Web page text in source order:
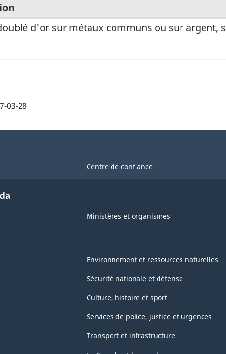
d'or sur métaux communs ou sur argent,
03-28
Centre de confiance
Ministères et organismes
Environnement et ressources naturelles
Sécurité nationale et défense
Culture, histoire et sport
Services de police, justice et urgences
Transport et infrastructure